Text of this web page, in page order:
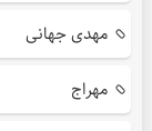
مهدی جهانی
مهراج